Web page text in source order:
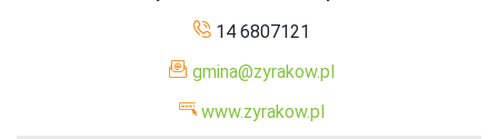
14 6807121
gmina@zyrakow.pl
www.zyrakow.pl